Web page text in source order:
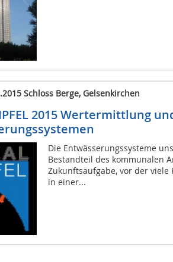
Schloss Berge, Gelsenkirchen
2015 Wertermittlung
Die Entwässerungssysteme
Bestandteil des kommunalen
Zukunftsaufgabe, vor der
in einer...